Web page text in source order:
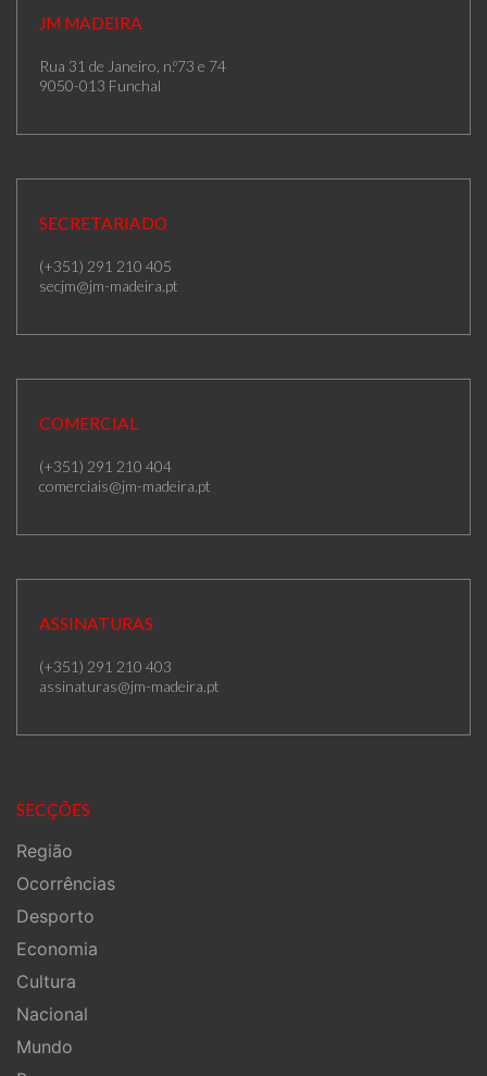
JM MADEIRA
Rua 31 de Janeiro, n.º73 e 74
9050-013 Funchal
SECRETARIADO
(+351) 291 210 405
secjm@jm-madeira.pt
COMERCIAL
(+351) 291 210 404
comerciais@jm-madeira.pt
ASSINATURAS
(+351) 291 210 403
assinaturas@jm-madeira.pt
SECÇÕES
Região
Ocorrências
Desporto
Economia
Cultura
Nacional
Mundo